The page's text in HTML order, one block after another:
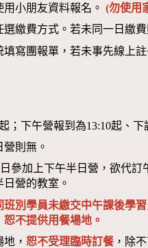
小朋友資料報名。 (勿使用
繳費方式。若未同一日繳
寫團報單，若未事先線上
；下午營報到為13:10起、
則無。
參加上下午半日營，欲代
營的教室。
別學員未繳交中午課後學
不提供用餐場地。
地，恕不受理臨時訂餐，除